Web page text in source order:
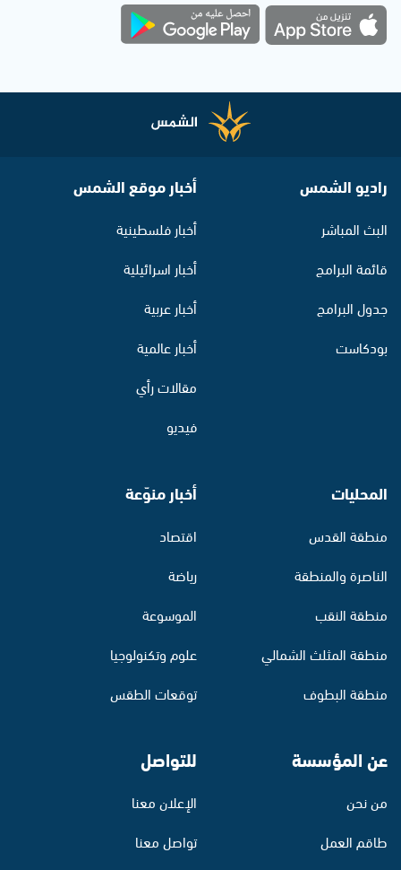
راديو الشمس
البث المباشر
قائمة البرامج
جدول البرامج
بودكاست
أخبار موقع الشمس
أخبار فلسطينية
أخبار اسرائيلية
أخبار عربية
أخبار عالمية
مقالات رأي
فيديو
المحليات
منطقة القدس
الناصرة والمنطقة
منطقة النقب
منطقة المثلث الشمالي
منطقة البطوف
أخبار منوّعة
اقتصاد
رياضة
الموسوعة
علوم وتكنولوجيا
توقعات الطقس
عن المؤسسة
من نحن
طاقم العمل
للتواصل
الإعلان معنا
تواصل معنا